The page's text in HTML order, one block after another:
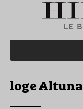
loge Altuna